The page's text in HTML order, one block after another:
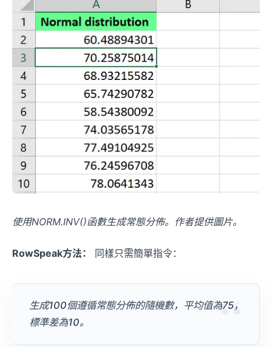
使用NORM.INV()函數生成常態分佈。作者提供圖片。
RowSpeak方法： 同樣只需簡單指令：
生成100個遵循常態分佈的隨機數，平均值為75，
標準差為10。